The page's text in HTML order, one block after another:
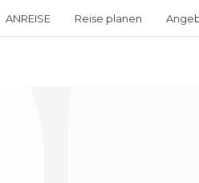
ANREISE Reise planen